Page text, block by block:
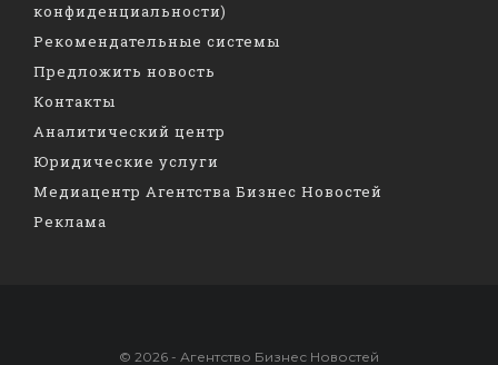
конфиденциальности)
Рекомендательные системы
Предложить новость
Контакты
Аналитический центр
Юридические услуги
Медиацентр Агентства Бизнес Новостей
Реклама
© 2026 - Агентство Бизнес Новостей